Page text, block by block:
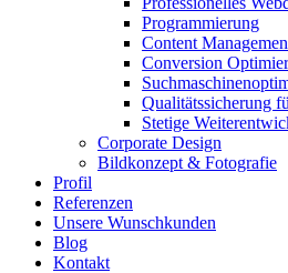
Programmierung
Content
Conversion
Qualitätssicherung
Stetige
Corporate Design
Bildkonzept & Fotografie
Profil
Referenzen
Unsere Wunschkunden
Blog
Kontakt